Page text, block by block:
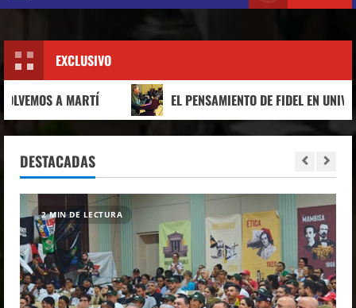
EXCLUSIVO
EL PENSAMIENTO DE FIDEL EN UNIVERSIDAD DOS
DESTACADAS